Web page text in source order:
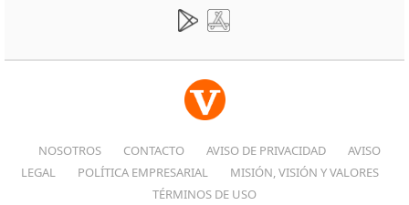
NOSOTROS CONTACTO AVISO DE PRIVACIDAD
AVISO
LEGAL
POLÍTICA EMPRESARIAL
MISIÓN, VISIÓN Y VALORES
TÉRMINOS DE USO